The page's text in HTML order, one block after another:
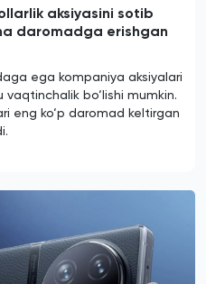
aksiyasini sotib
daromadga erishgan
ega kompaniya aksiyalari
vaqtinchalik bo‘lishi mumkin.
eng ko‘p daromad keltirgan